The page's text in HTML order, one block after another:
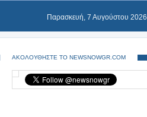
Παρασκευή, 7 Αυγούστου 2026
ΑΚΟΛΟΥΘΗΣΤΕ ΤΟ NEWSNOWGR.COM